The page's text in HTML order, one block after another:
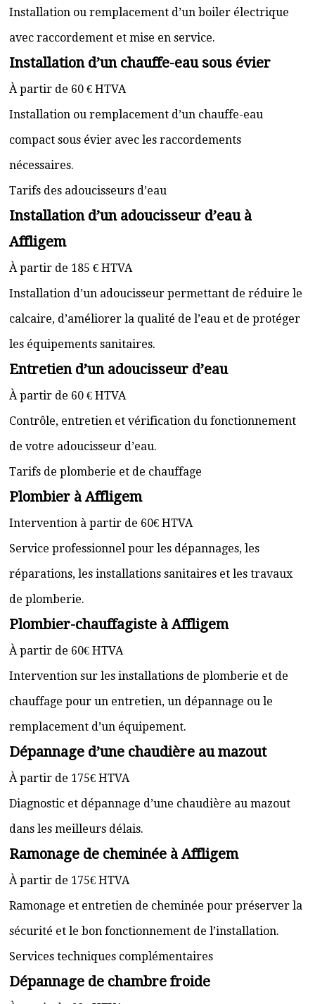
Installation ou remplacement d’un boiler électrique
avec raccordement et mise en service.
Installation d’un chauffe-eau sous évier
À partir de 60 € HTVA
Installation ou remplacement d’un chauffe-eau
compact sous évier avec les raccordements
nécessaires.
Tarifs des adoucisseurs d’eau
Installation d’un adoucisseur d’eau à
Affligem
À partir de 185 € HTVA
Installation d’un adoucisseur permettant de réduire le
calcaire, d’améliorer la qualité de l’eau et de protéger
les équipements sanitaires.
Entretien d’un adoucisseur d’eau
À partir de 60 € HTVA
Contrôle, entretien et vérification du fonctionnement
de votre adoucisseur d’eau.
Tarifs de plomberie et de chauffage
Plombier à Affligem
Intervention à partir de 60€ HTVA
Service professionnel pour les dépannages, les
réparations, les installations sanitaires et les travaux
de plomberie.
Plombier-chauffagiste à Affligem
À partir de 60€ HTVA
Intervention sur les installations de plomberie et de
chauffage pour un entretien, un dépannage ou le
remplacement d’un équipement.
Dépannage d’une chaudière au mazout
À partir de 175€ HTVA
Diagnostic et dépannage d’une chaudière au mazout
dans les meilleurs délais.
Ramonage de cheminée à Affligem
À partir de 175€ HTVA
Ramonage et entretien de cheminée pour préserver la
sécurité et le bon fonctionnement de l’installation.
Services techniques complémentaires
Dépannage de chambre froide